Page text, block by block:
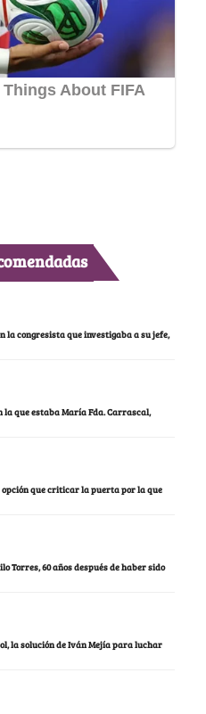
la congresista que investigaba a su jefe,
la que estaba María Fda. Carrascal,
opción que criticar la puerta por la que
Torres, 60 años después de haber sido
la solución de Iván Mejía para luchar